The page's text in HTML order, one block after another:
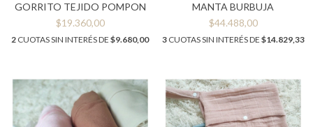
GORRITO TEJIDO POMPON
$19.360,00
2 CUOTAS SIN INTERÉS DE $9.680,00
MANTA BURBUJA
$44.488,00
3CUOTAS SIN INTERÉS DE $14.829,33